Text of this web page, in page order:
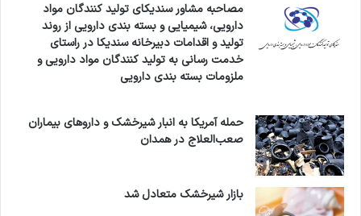
مصاحبه مشاور سندیکای تولید کنندگان مواد
دارویی، شیمیایی و بسته بندی دارویی از روند
تولید و اقدامات دبیرخانه سندیکا در راستای
خدمت رسانی به تولید کنندگان مواد دارویی و
ملزومات بسته بندی دارویی
حمله آمریکا به انبار شیرخشک و داروهای بیماران
صعب‌العلاج در همدان
بازار شیرخشک متعادل شد